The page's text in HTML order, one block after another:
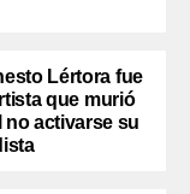
Lértora fue
que murió
no activarse su